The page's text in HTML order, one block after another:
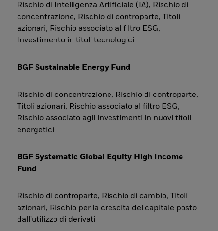
Rischio di Intelligenza Artificiale (IA), Rischio di
concentrazione, Rischio di controparte, Titoli
azionari, Rischio associato al filtro ESG,
Investimento in titoli tecnologici
BGF Sustainable Energy Fund
Rischio di concentrazione, Rischio di controparte,
Titoli azionari, Rischio associato al filtro ESG,
Rischio associato agli investimenti in nuovi titoli
energetici
BGF Systematic Global Equity High Income
Fund
Rischio di controparte, Rischio di cambio, Titoli
azionari, Rischio per la crescita del capitale posto
dall'utilizzo di derivati